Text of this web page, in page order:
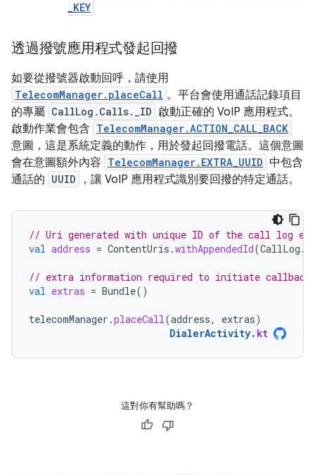
_KEY
透過撥號應用程式發起回撥
如要從撥號器啟動回呼，請使用
TelecomManager.placeCall 。平台會使用通話記錄項目
的專屬 CallLog.Calls._ID 啟動正確的 VoIP 應用程式。
啟動作業會包含 TelecomManager.ACTION_CALL_BACK
意圖，這是系統定義的動作，用於發起回撥電話。這個意圖
會在意圖額外內容 TelecomManager.EXTRA_UUID 中包含
通話的 UUID ，讓 VoIP 應用程式識別要回撥的特定通話。
// Uri generated with unique ID of the call log
val address = ContentUris .withAppendedId(CallLog .
// extra information required to initiate callback
val extras = Bundle()
telecomManager .placeCall(address, extras)
DialerActivity. kt
這對你有幫助嗎？